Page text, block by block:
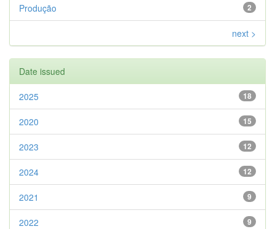
2
Produção
next >
Date issued
18
2025
15
2020
12
2023
12
2024
9
2021
9
2022